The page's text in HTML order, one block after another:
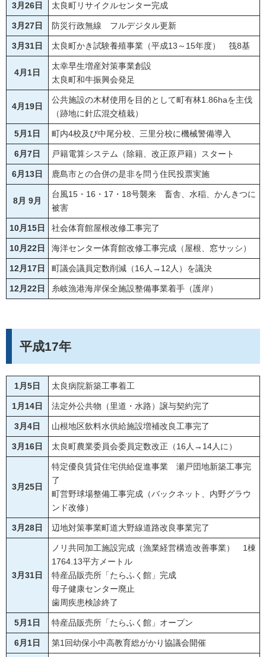
3月26日 太良町リサイクルセンター完成
3月27日 防災行政無線 フルデジタル更新
3月31日 太良町かき試験養殖事業（平成13～15年度） 筏8基
4月1日
太幸早生増産対策事業創設
太良町和牛振興会発足
4月19日
公共施設の木材使用を目的として町有林1.86haを主伐
（跡地に針広混交植栽）
5月1日 町内4校及び中尾分校、三里分校に機械警備導入
6月7日 戸籍電算システム（除籍、改正原戸籍）スタート
6月13日 鹿島市との合併の是非を問う住民投票実施
8月 9月
台風15・16・17・18号襲来 畜舎、水稲、かんきつに
被害
10月15日 社会体育館屋根改修工事完了
10月22日 海洋センター体育館改修工事完成（屋根、窓サッシ）
12月17日 町議会議員定数削減（16人→12人）を議決
12月22日 糸岐漁港海岸保全施設整備事業着手（護岸）
平成17年
1月5日 太良病院新築工事着工
1月14日 法定外公共物（里道・水路）譲与契約完了
3月4日 山根地区飲料水供給施設増補改良工事完了
3月16日 太良町農業委員会委員定数改正（16人→14人に）
3月25日
特定優良賃貸住宅供給促進事業 瀬戸団地新築工事完
了
町営野球場整備工事完成（バックネット、内野グラウ
ンド改修）
3月28日 辺地対策事業町道大野線道路改良事業完了
3月31日
ノリ共同加工施設完成（漁業経営構造改善事業） 1棟
1764.13平方メートル
特産品販売所「たらふく館」完成
母子健康センター廃止
歯周疾患検診終了
5月1日 特産品販売所「たらふく館」オープン
6月1日 第1回幼保小中高教育総がかり協議会開催